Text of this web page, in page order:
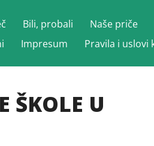
Bili, probali Naše priče
Impresum Pravila i uslovi
ŠKOLE U